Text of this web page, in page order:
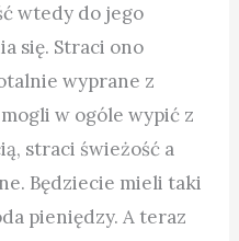
wtedy do jego
się. Straci ono
wyprane z
w ogóle wypić z
straci świeżość a
Będziecie mieli taki
pieniędzy. A teraz